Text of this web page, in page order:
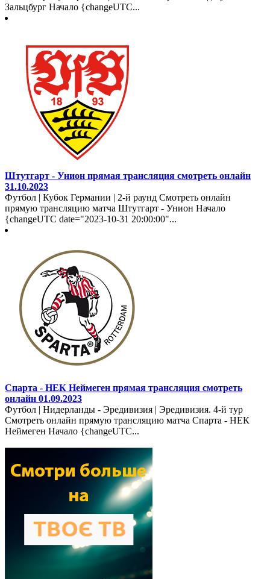
Зальцбург Начало {changeUTC...
Штутгарт - Унион прямая трансляция смотреть онлайн
31.10.2023
Футбол | Кубок Германии | 2-й раунд Смотреть онлайн
прямую трансляцию матча Штутгарт - Унион Начало
{changeUTC date="2023-10-31 20:00:00"...
Спарта - НЕК Неймеген прямая трансляция смотреть
онлайн 01.09.2023
Футбол | Нидерланды - Эредивизия | Эредивизия. 4-й тур
Смотреть онлайн прямую трансляцию матча Спарта - НЕК
Неймеген Начало {changeUTC...